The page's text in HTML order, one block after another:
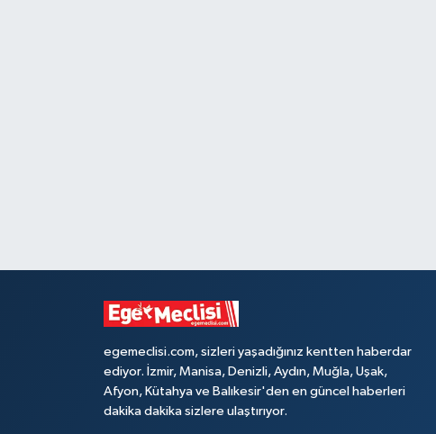
egemeclisi.com, sizleri yaşadığınız kentten haberdar
ediyor. İzmir, Manisa, Denizli, Aydın, Muğla, Uşak,
Afyon, Kütahya ve Balıkesir'den en güncel haberleri
dakika dakika sizlere ulaştırıyor.